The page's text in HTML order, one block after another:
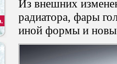
Из внешних
радиатора, фары
иной формы и